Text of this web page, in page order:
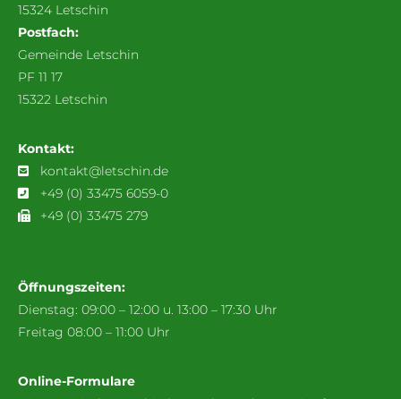
15324 Letschin
Postfach:
Gemeinde Letschin
PF 11 17
15322 Letschin
Kontakt:
kontakt@letschin.de
+49 (0) 33475 6059-0
+49 (0) 33475 279
Öffnungszeiten:
Dienstag: 09:00 – 12:00 u. 13:00 – 17:30 Uhr
Freitag 08:00 – 11:00 Uhr
Online-Formulare